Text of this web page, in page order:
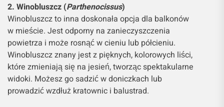
2. Winobluszcz (Parthenocissus)
Winobluszcz to inna doskonała opcja dla balkonów
w mieście. Jest odporny na zanieczyszczenia
powietrza i może rosnąć w cieniu lub półcieniu.
Winobluszcz znany jest z pięknych, kolorowych liści,
które zmieniają się na jesień, tworząc spektakularne
widoki. Możesz go sadzić w doniczkach lub
prowadzić wzdłuż kratownic i balustrad.